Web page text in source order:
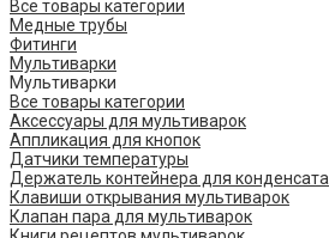
Все товары категории
Медные трубы
Фитинги
Мультиварки
Мультиварки
Все товары категории
Аксессуары для мультиварок
Аппликация для кнопок
Датчики температуры
Держатель контейнера для конденсата
Клавиши открывания мультиварок
Клапан пара для мультиварок